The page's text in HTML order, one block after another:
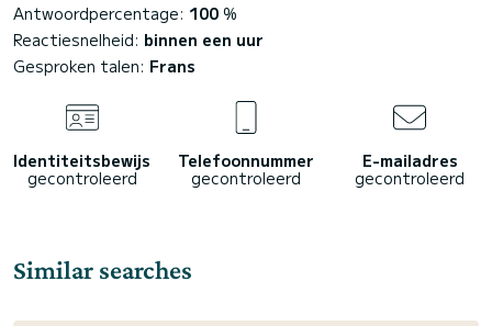
Antwoordpercentage: 100 %
Reactiesnelheid: binnen een uur
Gesproken talen: Frans
Identiteitsbewijs
gecontroleerd
Telefoonnummer
gecontroleerd
E-mailadres
gecontroleerd
Similar searches